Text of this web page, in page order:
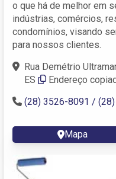
o que há de melhor em
indústrias, comércios,
condomínios, visando
para nossos clientes.
Rua Demétrio
ES
Endereço
(28) 3526-8091 /
Mapa